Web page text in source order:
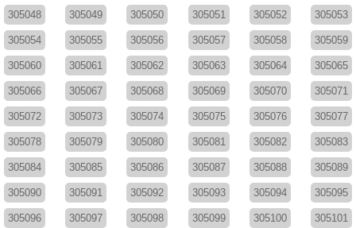
305048 305049 305050 305051 305052 305053
305054 305055 305056 305057 305058 305059
305060 305061 305062 305063 305064 305065
305066 305067 305068 305069 305070 305071
305072 305073 305074 305075 305076 305077
305078 305079 305080 305081 305082 305083
305084 305085 305086 305087 305088 305089
305090 305091 305092 305093 305094 305095
305096 305097 305098 305099 305100 305101